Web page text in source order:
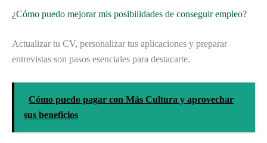
¿Cómo puedo mejorar mis posibilidades de conseguir empleo?
Actualizar tu CV, personalizar tus aplicaciones y preparar
entrevistas son pasos esenciales para destacarte.
Cómo puedo pagar con Más Cultura y aprovechar
sus beneficios